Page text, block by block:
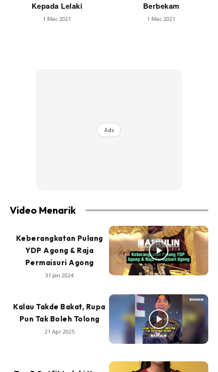
Kepada Lelaki
1 Mac 2021
Berbekam
1 Mac 2021
Ads
Video Menarik
Keberangkatan Pulang
YDP Agong & Raja
Permaisuri Agong
31 Jan 2024
Kalau Takde Bakat, Rupa
Pun Tak Boleh Tolong
21 Apr 2025